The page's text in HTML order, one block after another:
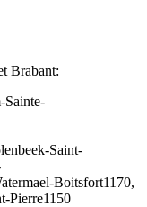
Brabant:
Sainte-
Saint-
Boitsfort1170,
Pierre1150